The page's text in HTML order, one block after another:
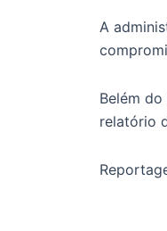
A
Belém
relatório